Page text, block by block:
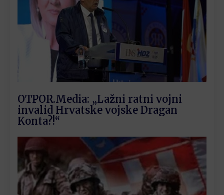
OTPOR.Media: „Lažni ratni vojni
invalid Hrvatske vojske Dragan
Konta?!“